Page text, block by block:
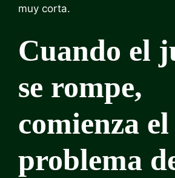
muy corta.
Cuando el
se rompe,
comienza el
problema